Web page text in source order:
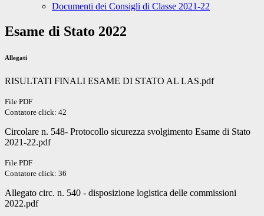
Documenti dei Consigli di Classe 2021-22
Esame di Stato 2022
Allegati
RISULTATI FINALI ESAME DI STATO AL LAS.pdf
File PDF
Contatore click: 42
Circolare n. 548- Protocollo sicurezza svolgimento Esame di Stato
2021-22.pdf
File PDF
Contatore click: 36
Allegato circ. n. 540 - disposizione logistica delle commissioni
2022.pdf